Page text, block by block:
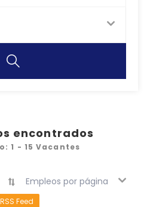
encontrados
1 - 15 Vacantes
Empleos por página
RSS Feed